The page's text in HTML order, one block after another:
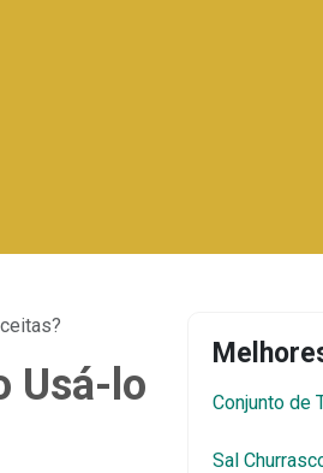
Usá-lo
Conjunto de
Sal